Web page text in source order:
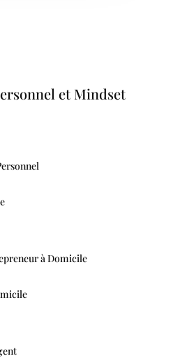
et Mindset
à Domicile